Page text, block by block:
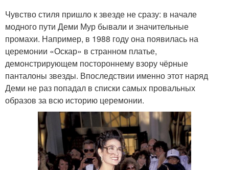
Чувство стиля пришло к звезде не сразу: в начале
модного пути Деми Мур бывали и значительные
промахи. Например, в 1988 году она появилась на
церемонии «Оскар» в странном платье,
демонстрирующем постороннему взору чёрные
панталоны звезды. Впоследствии именно этот наряд
Деми не раз попадал в списки самых провальных
образов за всю историю церемонии.